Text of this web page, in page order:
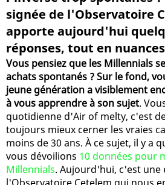
signée de l'Observatoire
apporte aujourd'hui
réponses, tout en
Vous pensiez que les Millennials
achats spontanés ? Sur le fond,
jeune génération a visiblement
à vous apprendre à son sujet.
quotidienne d'Air of melty, c'est
toujours mieux cerner les vraies
moins de 30 ans. À ce sujet, il y a
vous dévoilions 10 données pour
Millennials. Aujourd'hui, c'est une